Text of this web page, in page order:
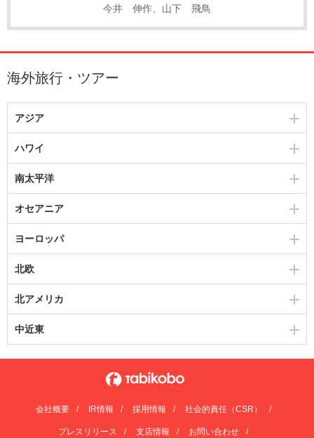
今井 伸作、山下 飛鳥
海外旅行・ツアー
アジア
ハワイ
南太平洋
オセアニア
ヨーロッパ
北欧
北アメリカ
中近東
会社概要 IR情報 採用情報 社会的責任（CSR）
プレスリリース 支店情報 お問い合わせ